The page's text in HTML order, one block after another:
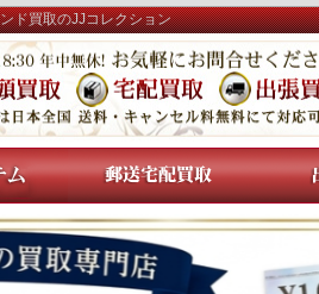
ド買取のJJコレクション